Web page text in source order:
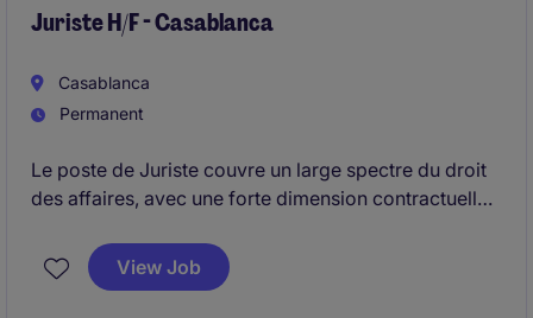
Juriste H/F - Casablanca
Casablanca
Permanent
Le poste de Juriste couvre un large spectre du droit
des affaires, avec une forte dimension contractuelle
il/elle intervient en support stratégique et
opérationnel sur l'ensemble des problématiques
View Job